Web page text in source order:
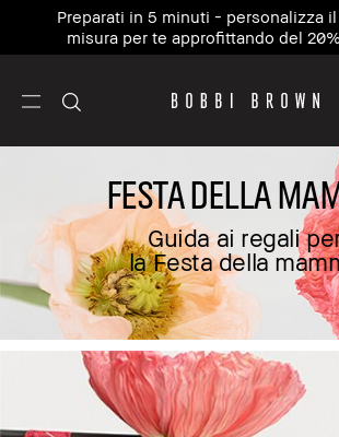
Preparati in 5 minuti - personalizza
misura per te approfittando del
FESTA DELLA
Guida ai regali
la Festa della